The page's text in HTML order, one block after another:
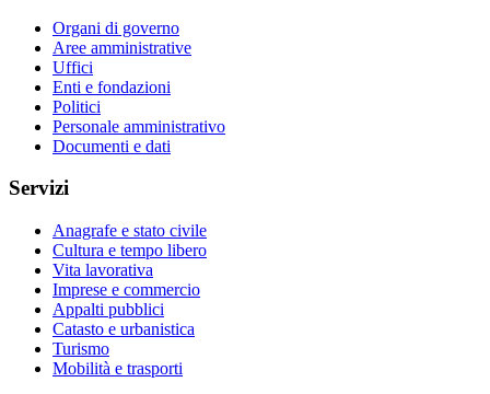
Organi di governo
Aree amministrative
Uffici
Enti e fondazioni
Politici
Personale amministrativo
Documenti e dati
Servizi
Anagrafe e stato civile
Cultura e tempo libero
Vita lavorativa
Imprese e commercio
Appalti pubblici
Catasto e urbanistica
Turismo
Mobilità e trasporti